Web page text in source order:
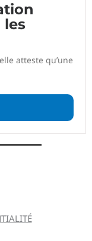
les
atteste qu’une